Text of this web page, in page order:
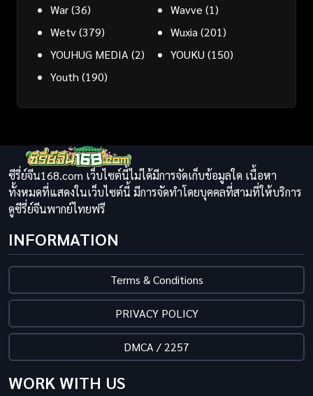
War(36) Wavve (1)
Wetv(379) Wuxia (201)
YOUHUG MEDIA (2) YOUKU (150)
Youth (190)
ซีรี่ย์จีน168.com เว็บไซต์นี้ไม่ได้มีการจัดเก็บข้อมูลใด เนื้อหา
ทั้งหมดที่แสดงในเว็บไซต์นี้ มีการจัดทำโดยบุคคลที่สามที่ให้บริการ
ดูซีรี่ย์จีนพากย์ไทยฟรี
INFORMATION
Terms & Conditions
PRIVACY POLICY
DMCA / 2257
WORK WITH US